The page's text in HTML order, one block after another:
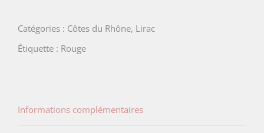
Catégories : Côtes du Rhône, Lirac
Étiquette : Rouge
Informations complémentaires